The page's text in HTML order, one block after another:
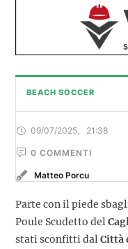
BEACH SOCCER
09/07/2025 21:38
0 COMMENTI
Matteo Porcu
Parte con il piede
Poule Scudetto del
stati sconfitti dalCittà